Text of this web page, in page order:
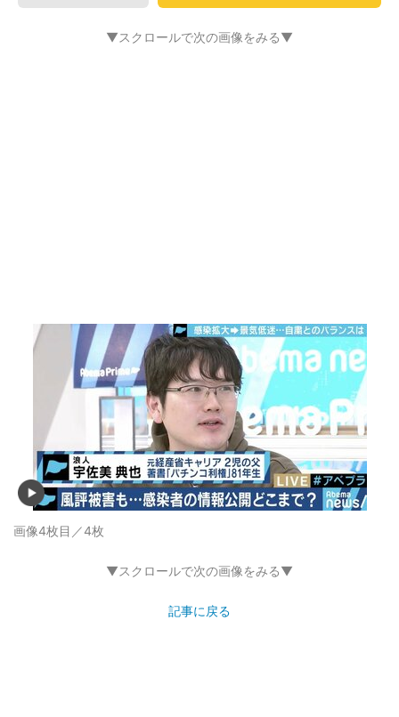
▼スクロールで次の画像をみる▼
画像4枚目／4枚
▼スクロールで次の画像をみる▼
記事に戻る